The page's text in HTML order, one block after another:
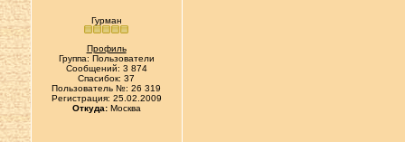
Гурман
Профиль
Группа: Пользователи
Сообщений: 3 874
Спасибок: 37
Пользователь №: 26 319
Регистрация: 25.02.2009
Откуда:Москва